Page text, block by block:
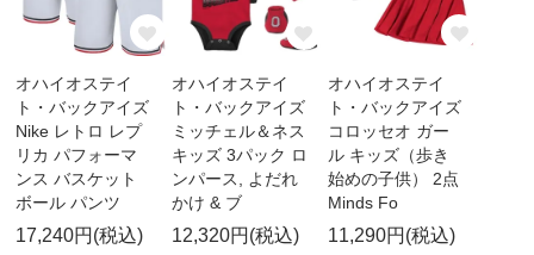
オハイオステイ
ト・バックアイズ
Nike レトロ レプ
リカ パフォーマ
ンス バスケット
ボール パンツ
17,240円(税込)
オハイオステイ
ト・バックアイズ
ミッチェル＆ネス
キッズ 3パック ロ
ンパース, よだれ
かけ & ブ
12,320円(税込)
オハイオステイ
ト・バックアイズ
コロッセオ ガー
ル キッズ（歩き
始めの子供） 2点
Minds Fo
11,290円(税込)